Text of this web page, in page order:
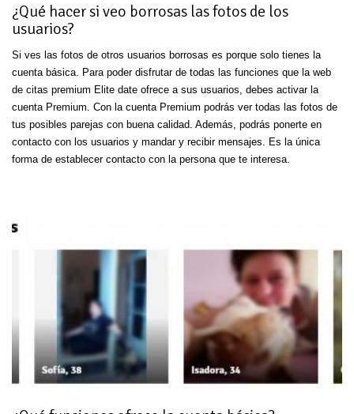
¿Qué hacer si veo borrosas las fotos de los
usuarios?
Si ves las fotos de otros usuarios borrosas es porque solo tienes la
cuenta básica. Para poder disfrutar de todas las funciones que la web
de citas premium Elite date ofrece a sus usuarios, debes activar la
cuenta Premium. Con la cuenta Premium podrás ver todas las fotos de
tus posibles parejas con buena calidad. Además, podrás ponerte en
contacto con los usuarios y mandar y recibir mensajes. Es la única
forma de establecer contacto con la persona que te interesa.